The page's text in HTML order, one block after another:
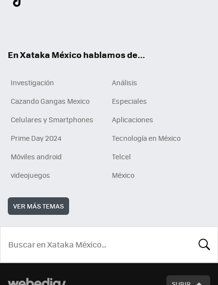
En Xataka México hablamos de...
Investigación
Análisis
Cazando Gangas Mexico
Especiales
Celulares y Smartphones
Aplicaciones
Prime Day 2024
Tecnología en México
Móviles android
Telcel
videojuegos
México
VER MÁS TEMAS